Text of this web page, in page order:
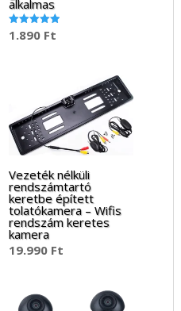
alkalmas
Értékelés:
5.00
1.890 Ft
Vezeték nélküli
rendszámtartó
keretbe épített
tolatókamera – Wifis
rendszám keretes
kamera
19.990 Ft